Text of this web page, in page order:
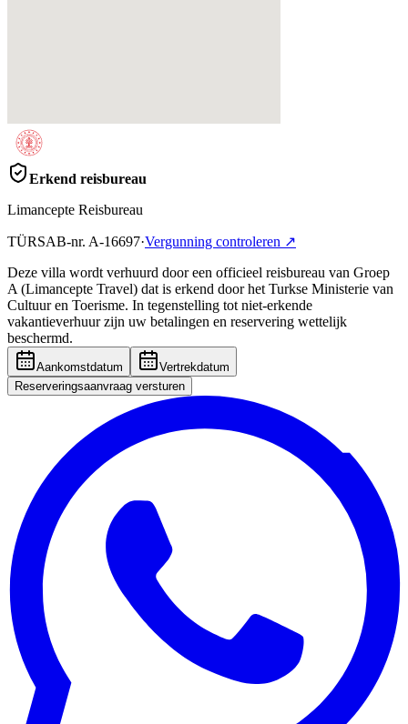
Erkend reisbureau
Limancepte Reisbureau
TÜRSAB-nr. A-16697·Vergunning controleren ↗
Deze villa wordt verhuurd door een officieel reisbureau van Groep
A (Limancepte Travel) dat is erkend door het Turkse Ministerie van
Cultuur en Toerisme. In tegenstelling tot niet-erkende
vakantieverhuur zijn uw betalingen en reservering wettelijk
beschermd.
Aankomstdatum
Vertrekdatum
Reserveringsaanvraag versturen